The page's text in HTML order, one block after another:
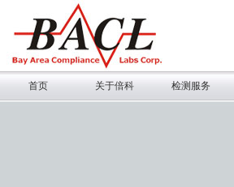
首页 关于倍科 检测服务